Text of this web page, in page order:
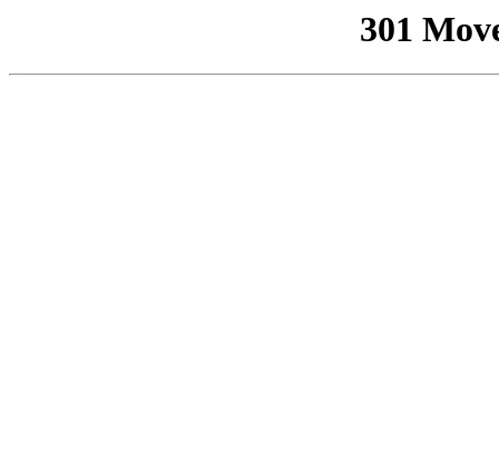
301